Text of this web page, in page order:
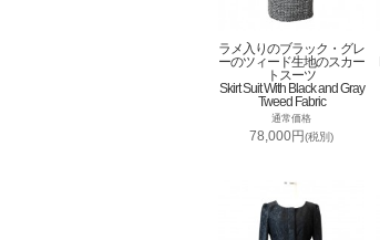
ラメ入りのブラック・グレ
ーのツィード生地のスカー
トスーツ
Skirt Suit With Black and Gray
Tweed Fabric
通常価格
78,000円(税別)